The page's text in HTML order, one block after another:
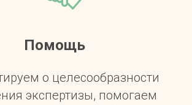
Помощь
о целесообразности
экспертизы, помогаем